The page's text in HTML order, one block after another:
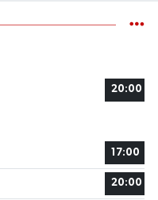
20:00
17:00
20:00